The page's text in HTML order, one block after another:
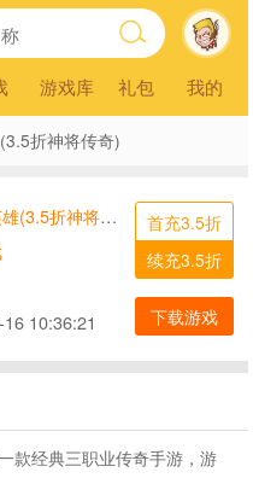
游戏库 礼包 我的
折神将传奇)
折神将传奇)
10:36:21
首充3.5折
续充3.5折
下载游戏
款经典三职业传奇手游，游